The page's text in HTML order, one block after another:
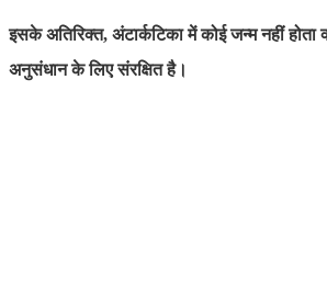
इसके अतिरिक्त, अंटार्कटिका में कोई जन्म नहीं होता
अनुसंधान के लिए संरक्षित है।